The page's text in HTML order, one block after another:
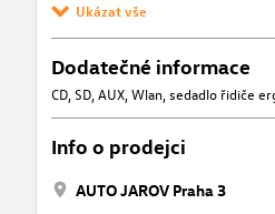
Ukázat vše
Dodatečné informace
CD, SD, AUX, Wlan, sedadlo řidiče
Info o prodejci
AUTO JAROV Praha 3